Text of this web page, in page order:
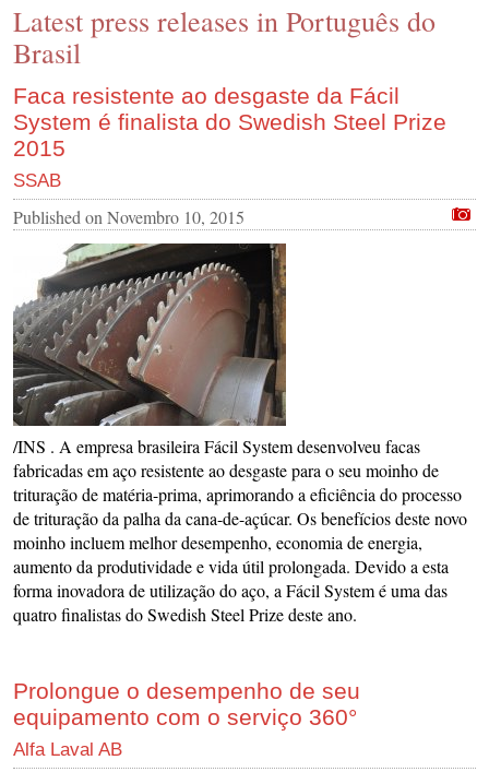
CONTACT US
INS MAIN WEBSITE
ABOUT US
Latest press releases in Português do
Brasil
Faca resistente ao desgaste da Fácil
System é finalista do Swedish Steel Prize
2015
SSAB
Published on Novembro 10, 2015
/INS . A empresa brasileira Fácil System desenvolveu facas
fabricadas em aço resistente ao desgaste para o seu moinho de
trituração de matéria-prima, aprimorando a eficiência do processo
de trituração da palha da cana-de-açúcar. Os benefícios deste novo
moinho incluem melhor desempenho, economia de energia,
aumento da produtividade e vida útil prolongada. Devido a esta
forma inovadora de utilização do aço, a Fácil System é uma das
quatro finalistas do Swedish Steel Prize deste ano.
Prolongue o desempenho de seu
equipamento com o serviço 360°
Alfa Laval AB